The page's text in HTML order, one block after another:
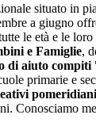
situato in
a giugno
le età e le
e Famiglie,
di aiuto compiti
primarie e
pomeridiani
Conosciamo